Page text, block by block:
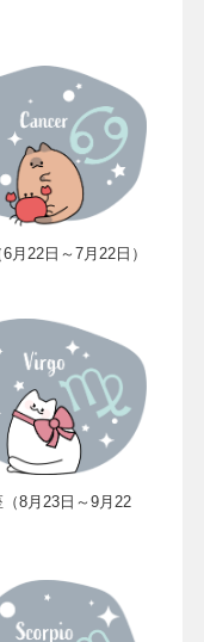
月22日～7月22日）
8月23日～9月22